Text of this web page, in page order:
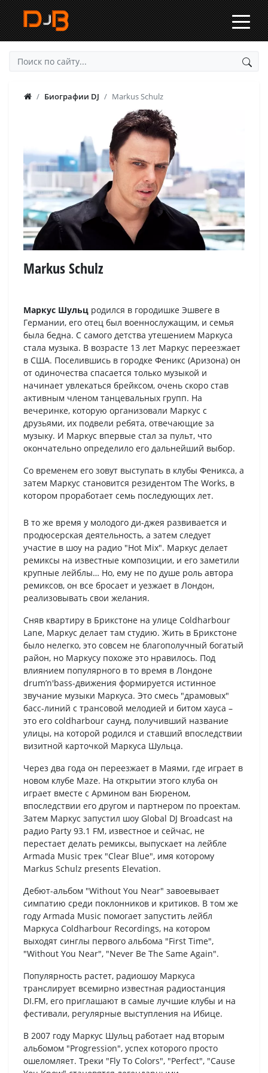
Биографии DJ Markus Schulz
Markus Schulz
Маркус Шульц родился в городишке Эшвеге в
Германии, его отец был военнослужащим, и семья
была бедна. С самого детства утешением Маркуса
стала музыка. В возрасте 13 лет Маркус переезжает
в США. Поселившись в городке Феникс (Аризона) он
от одиночества спасается только музыкой и
начинает увлекаться брейксом, очень скоро став
активным членом танцевальных групп. На
вечеринке, которую организовали Маркус с
друзьями, их подвели ребята, отвечающие за
музыку. И Маркус впервые стал за пульт, что
окончательно определило его дальнейший выбор.
Со временем его зовут выступать в клубы Феникса, а
затем Маркус становится резидентом The Works, в
котором проработает семь последующих лет.
В то же время у молодого ди-джея развивается и
продюсерская деятельность, а затем следует
участие в шоу на радио "Hot Mix". Маркус делает
ремиксы на известные композиции, и его заметили
крупные лейблы… Но, ему не по душе роль автора
ремиксов, он все бросает и уезжает в Лондон,
реализовывать свои желания.
Сняв квартиру в Брикстоне на улице Coldharbour
Lane, Маркус делает там студию. Жить в Брикстоне
было нелегко, это совсем не благополучный богатый
район, но Маркусу похоже это нравилось. Под
влиянием популярного в то время в Лондоне
drum’n'bass-движения формируется истинное
звучание музыки Маркуса. Это смесь "драмовых"
басс-линий с трансовой мелодией и битом хауса –
это его coldharbour саунд, получивший название
улицы, на которой родился и ставший впоследствии
визитной карточкой Маркуса Шульца.
Через два года он переезжает в Маями, где играет в
новом клубе Maze. На открытии этого клуба он
играет вместе с Армином ван Бюреном,
впоследствии его другом и партнером по проектам.
Затем Маркус запустил шоу Global DJ Broadcast на
радио Party 93.1 FM, известное и сейчас, не
перестает делать ремиксы, выпускает на лейбле
Armada Music трек "Clear Blue", имя которому
Markus Schulz presents Elevation.
Дебют-альбом "Without You Near" завоевывает
симпатию среди поклонников и критиков. В том же
году Armada Music помогает запустить лейбл
Маркуса Coldharbour Recordings, на котором
выходят синглы первого альбома "First Time",
"Without You Near", "Never Be The Same Again".
Популярность растет, радиошоу Маркуса
транслирует всемирно известная радиостанция
DI.FM, его приглашают в самые лучшие клубы и на
фестивали, регулярные выступления на Ибице.
В 2007 году Маркус Шульц работает над вторым
альбомом "Progression", успех которого просто
ошеломляет. Треки "Fly To Colors", "Perfect", "Cause